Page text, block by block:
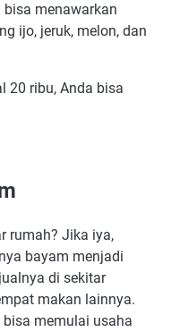
bisa menawarkan
ijo, jeruk, melon, dan
20 ribu, Anda bisa
rumah? Jika iya,
bayam menjadi
di sekitar
makan lainnya.
memulai usaha